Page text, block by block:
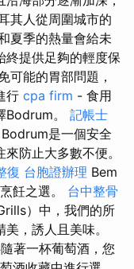
其人從周圍城市的
夏季的熱量會給未
終提供足夠的輕度保
可能的胃部問題，
行 cpa firm - 食用
Bodrum。 記帳士
是一個安全
防止大多數不便。
復 台胞證辦理 Bem
飪之選。 台中整骨
）中，我們的所
，誘人且美味。
著一杯葡萄酒，您